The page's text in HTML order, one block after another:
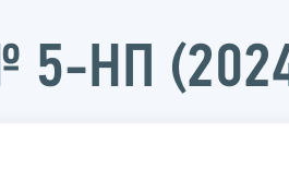
5-НП